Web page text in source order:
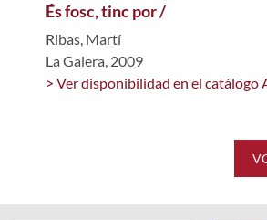
És fosc, tinc por /
Ribas, Martí
La Galera, 2009
> Ver disponibilidad en el catálogo